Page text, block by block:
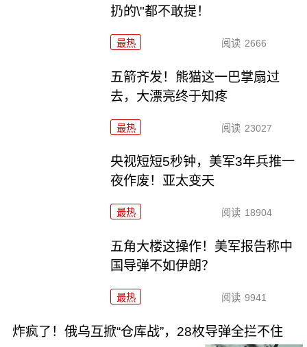
扔的\"都不敢提！
最热 阅读 2666
五箭齐发！熊猫这一巴掌扇过
去，大漂亮终于知疼
最热 阅读 23027
央视短短5秒钟，美军3年兵推一
夜作废！亚太变天
最热 阅读 18904
五角大楼这操作！美军报告称中
国导弹不如伊朗？
最热 阅读 9941
炸疯了！俄乌互掀“仓库战”，28枚导弹全拦不住